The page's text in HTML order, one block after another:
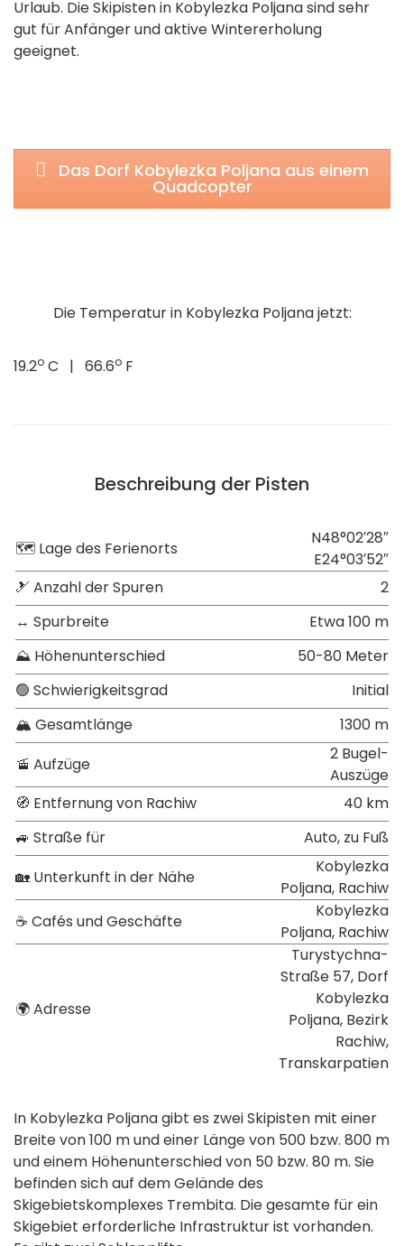
Urlaub. Die Skipisten in Kobylezka Poljana sind sehr
gut für Anfänger und aktive Wintererholung
geeignet.
Das Dorf Kobylezka Poljana aus einem
Quadcopter
Die Temperatur in Kobylezka Poljana jetzt:
19.2o C | 66.6o F
Beschreibung der Pisten
🗺 Lage des Ferienorts
N48°02′28″
E24°03′52″
🎿 Anzahl der Spuren
2
↔ Spurbreite
Etwa 100 m
⛰ Höhenunterschied
50-80 Meter
🟢 Schwierigkeitsgrad
Initial
🏔 Gesamtlänge
1300 m
🚡 Aufzüge
2 Bugel-
Auszüge
🧭 Entfernung von Rachiw
40 km
🚙 Straße für
Auto, zu Fuß
🏡 Unterkunft in der Nähe
Kobylezka
Poljana, Rachiw
☕ Cafés und Geschäfte
Kobylezka
Poljana, Rachiw
🌍 Adresse
Turystychna-
Straße 57, Dorf
Kobylezka
Poljana, Bezirk
Rachiw,
Transkarpatien
In Kobylezka Poljana gibt es zwei Skipisten mit einer
Breite von 100 m und einer Länge von 500 bzw. 800 m
und einem Höhenunterschied von 50 bzw. 80 m. Sie
befinden sich auf dem Gelände des
Skigebietskomplexes Trembita. Die gesamte für ein
Skigebiet erforderliche Infrastruktur ist vorhanden.